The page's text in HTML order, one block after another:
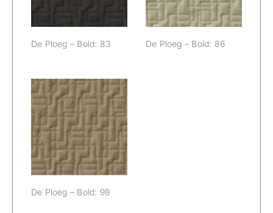
De Ploeg – Bold: 83 De Ploeg – Bold: 86
De Ploeg – Bold:
98
De Ploeg – Bold: 98